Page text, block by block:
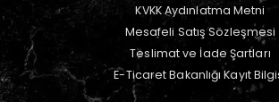
KVKK Aydınlatma Metni
Mesafeli Satış Sözleşmesi
Teslimat ve İade Şartları
E-Ticaret Bakanlığı Kayıt